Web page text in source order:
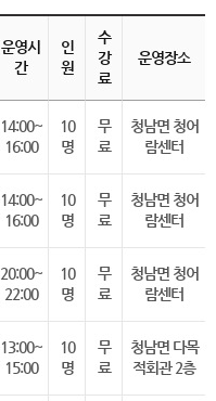
운영시
간
인
원
수
강
료
운영장소
14:00~
16:00
10
명
무
료
청남면 청어
람센터
14:00~
16:00
10
명
무
료
청남면 청어
람센터
20:00~
22:00
10
명
무
료
청남면 청어
람센터
13:00~
15:00
10
명
무
료
청남면 다목
적회관 2층